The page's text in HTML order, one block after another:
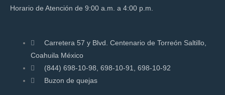
Horario de Atención de 9:00 a.m. a 4:00 p.m.
Carretera 57 y Blvd. Centenario de Torreón Saltillo,
Coahuila México
(844) 698-10-98, 698-10-91, 698-10-92
Buzon de quejas